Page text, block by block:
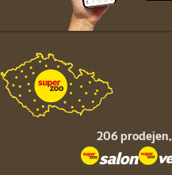
206 prodejen,